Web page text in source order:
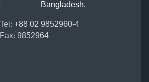
Bangladesh.
Tel: +88 02 9852960-4
Fax: 9852964